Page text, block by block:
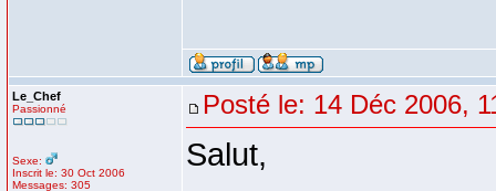
Le_Chef
Passionné
Sexe:
Inscrit le: 30 Oct 2006
Messages: 305
Posté le: 14 Déc 2006,
Salut,